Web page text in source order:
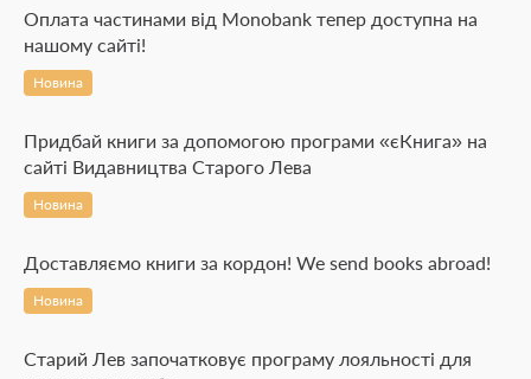
Оплата частинами від Monobank тепер доступна на
нашому сайті!
Новина
Придбай книги за допомогою програми «єКнига» на
сайті Видавництва Старого Лева
Новина
Доставляємо книги за кордон! We send books abroad!
Новина
Старий Лев започатковує програму лояльності для